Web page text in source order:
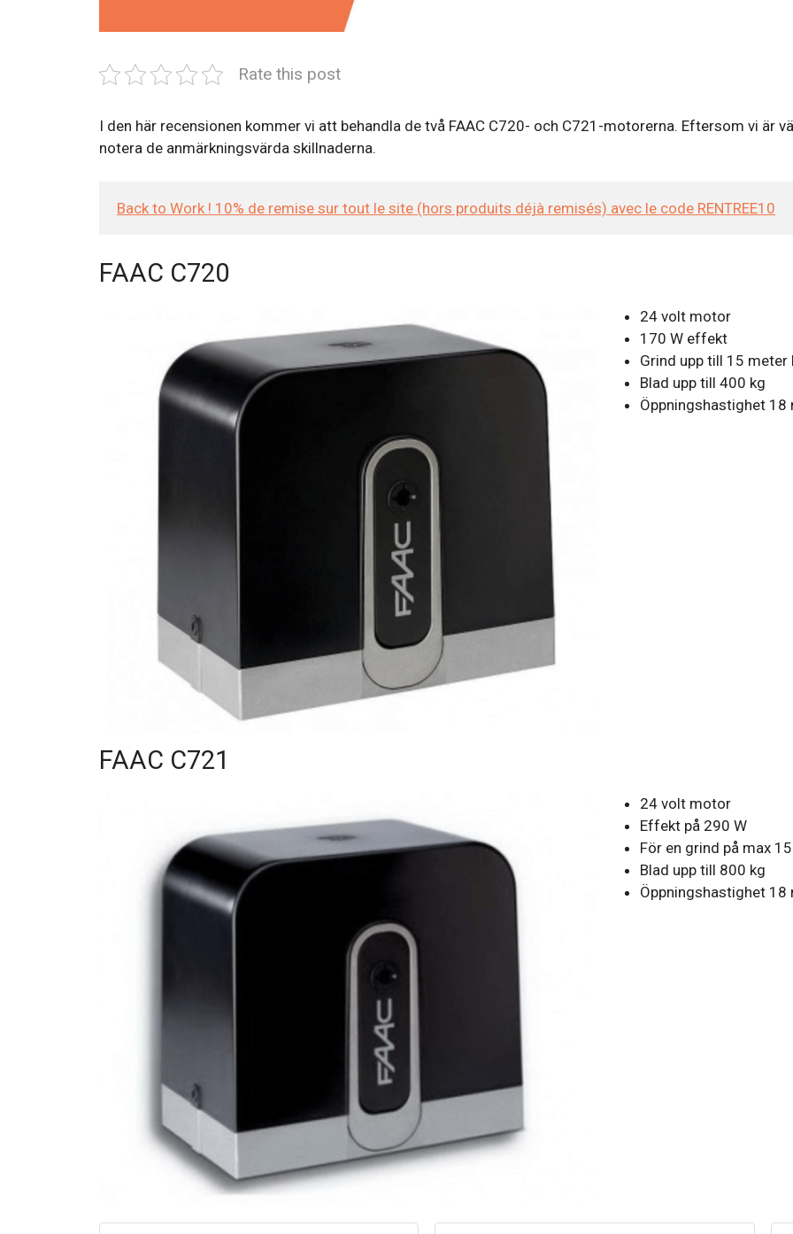
Rate this post
I den här recensionen kommer vi att behandla de två FAAC C720- och C721-motorerna. Eftersom vi är
notera de anmärkningsvärda skillnaderna.
Back to Work ! 10% de remise sur tout le site (hors produits déjà remisés) avec le code RENTREE10
FAAC C720
24 volt motor
170 W effekt
Grind upp till 15 meter
Blad upp till 400 kg
Öppningshastighet 18
FAAC C721
24 volt motor
Effekt på 290 W
För en grind på max
Blad upp till 800 kg
Öppningshastighet 18